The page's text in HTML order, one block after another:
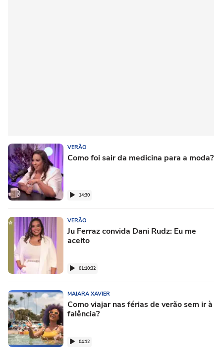
VERÃO
Como foi sair da medicina para a moda?
14:30
VERÃO
Ju Ferraz convida Dani Rudz: Eu me
aceito
01:10:32
MAIARA XAVIER
Como viajar nas férias de verão sem ir à
falência?
04:12